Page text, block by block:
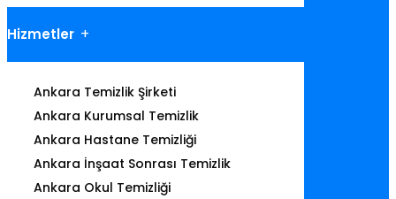
Hizmetler
Ankara Temizlik Şirketi
Ankara Kurumsal Temizlik
Ankara Hastane Temizliği
Ankara İnşaat Sonrası Temizlik
Ankara Okul Temizliği